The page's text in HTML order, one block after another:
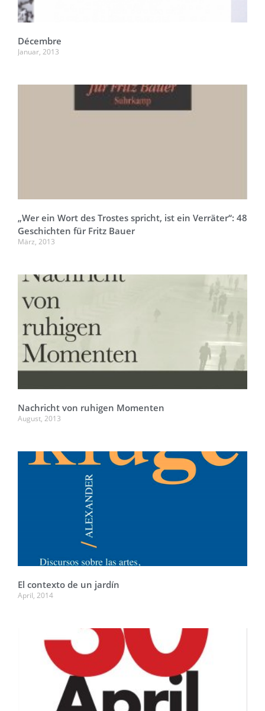
Décembre
Januar, 2013
„Wer ein Wort des Trostes spricht, ist ein Verräter“: 48
Geschichten für Fritz Bauer
März, 2013
Nachricht von ruhigen Momenten
August, 2013
El contexto de un jardín
April, 2014